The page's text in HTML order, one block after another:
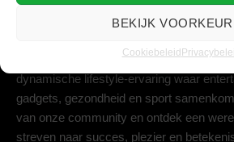
BEKIJK
Cookiebeleid
voor dagelijkse inspiratie. Laat je
dynamische lifestyle-ervaring waar
gadgets, gezondheid en sport
van onze community en ontdek een
streven naar succes, plezier en